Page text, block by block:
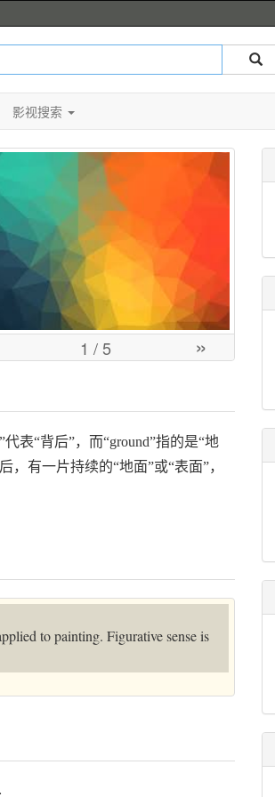
影视搜索
1 / 5 »
表“背后”，而“ground”指的是“地
有一片持续的“地面”或“表面”，
to painting. Figurative sense is